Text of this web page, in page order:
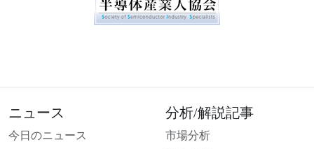
ニュース
今日のニュース
分析/解説記事
市場分析